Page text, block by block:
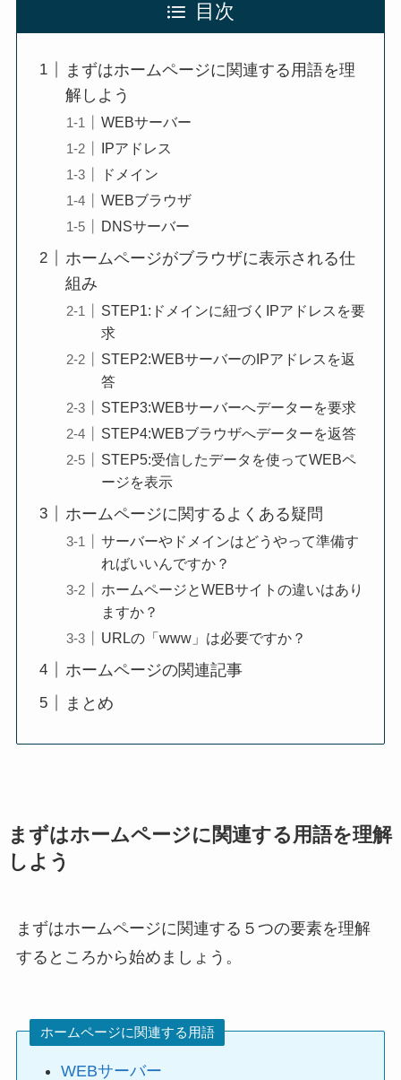
目次
まずはホームページに関連する用語を理
解しよう
WEBサーバー
IPアドレス
ドメイン
WEBブラウザ
DNSサーバー
ホームページがブラウザに表示される仕
組み
STEP1:ドメインに紐づくIPアドレスを要
求
STEP2:WEBサーバーのIPアドレスを返
答
STEP3:WEBサーバーへデーターを要求
STEP4:WEBブラウザへデーターを返答
STEP5:受信したデータを使ってWEBペ
ージを表示
ホームページに関するよくある疑問
サーバーやドメインはどうやって準備す
ればいいんですか？
ホームページとWEBサイトの違いはあり
ますか？
URLの「www」は必要ですか？
ホームページの関連記事
まとめ
まずはホームページに関連する用語を理解
しよう
まずはホームページに関連する５つの要素を理解
するところから始めましょう。
ホームページに関連する用語
WEBサーバー